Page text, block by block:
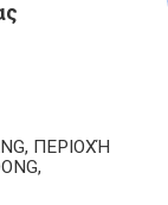
ΠΕΡΙΟΧΉ